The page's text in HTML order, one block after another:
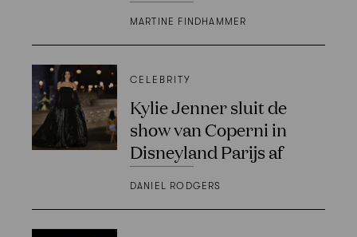
MARTINE FINDHAMMER
CELEBRITY
Kylie Jenner sluit de
show van Coperni in
Disneyland Parijs af
DANIEL RODGERS